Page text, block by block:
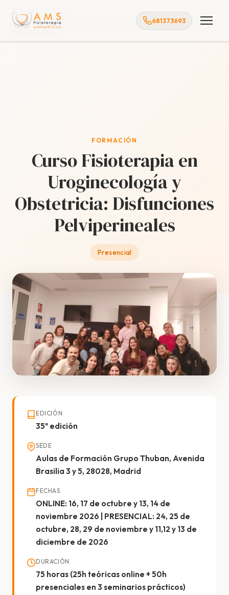
681373693
Curso Fisioterapia en Uroginecología y Obstetricia: Disfunciones
FORMACIÓN
Curso Fisioterapia en
Uroginecología y
Obstetricia: Disfunciones
Pelviperineales
Presencial
EDICIÓN
35ª edición
SEDE
Aulas de Formación Grupo Thuban, Avenida
Brasilia 3 y 5, 28028, Madrid
FECHAS
ONLINE: 16, 17 de octubre y 13, 14 de
noviembre 2026 | PRESENCIAL: 24, 25 de
octubre, 28, 29 de noviembre y 11,12 y 13 de
diciembre de 2026
DURACIÓN
75 horas (25h teóricas online + 50h
presenciales en 3 seminarios prácticos)